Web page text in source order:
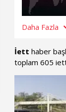
Daha Fazla
İett haber
toplam 605